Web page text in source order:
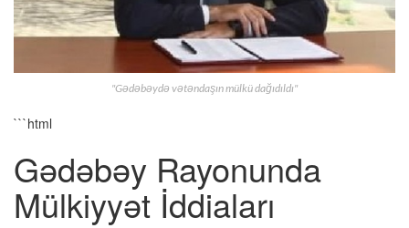
"Gədəbəydə vətəndaşın mülkü dağıdıldı"
```html
Gədəbəy Rayonunda
Mülkiyyət İddiaları